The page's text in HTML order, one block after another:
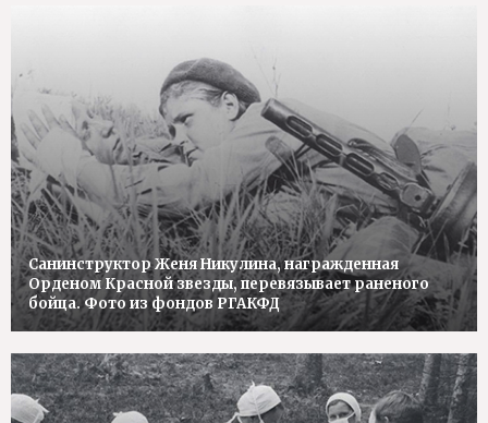
Санинструктор Женя Никулина, награжденная
Орденом Красной звезды, перевязывает раненого
бойца. Фото из фондов РГАКФД